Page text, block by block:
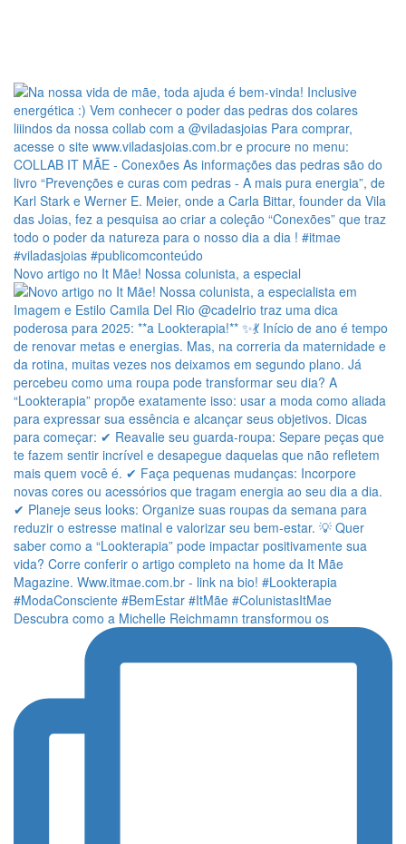
Novo artigo no It Mãe! Nossa colunista, a especial
Descubra como a Michelle Reichmamn transformou os